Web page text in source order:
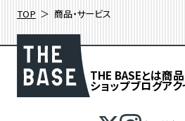
TOP 商品・サービス
THE BASEとは商品
ショップブログア